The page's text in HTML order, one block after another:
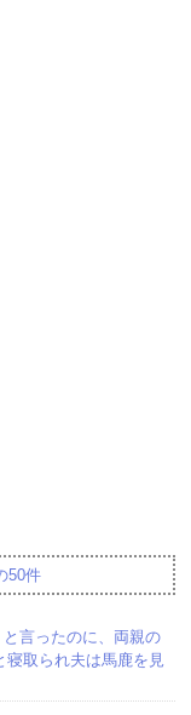
50件
言ったのに、両親の
寝取られ夫は馬鹿を見